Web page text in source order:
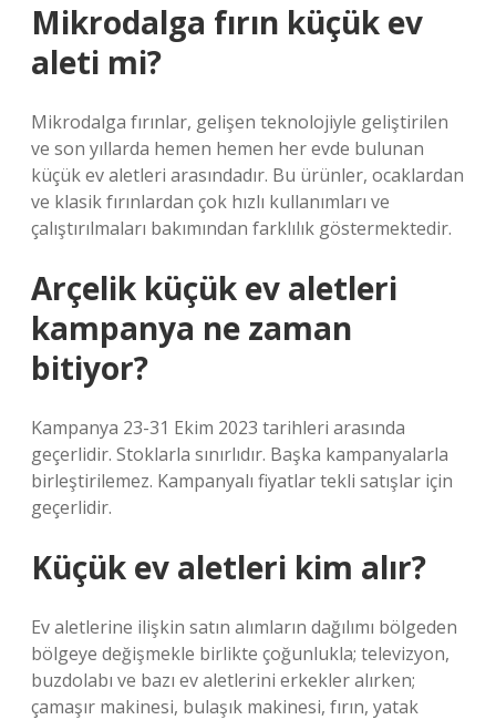
Mikrodalga fırın küçük ev
aleti mi?
Mikrodalga fırınlar, gelişen teknolojiyle geliştirilen
ve son yıllarda hemen hemen her evde bulunan
küçük ev aletleri arasındadır. Bu ürünler, ocaklardan
ve klasik fırınlardan çok hızlı kullanımları ve
çalıştırılmaları bakımından farklılık göstermektedir.
Arçelik küçük ev aletleri
kampanya ne zaman
bitiyor?
Kampanya 23-31 Ekim 2023 tarihleri ​​arasında
geçerlidir. Stoklarla sınırlıdır. Başka kampanyalarla
birleştirilemez. Kampanyalı fiyatlar tekli satışlar için
geçerlidir.
Küçük ev aletleri kim alır?
Ev aletlerine ilişkin satın alımların dağılımı bölgeden
bölgeye değişmekle birlikte çoğunlukla; televizyon,
buzdolabı ve bazı ev aletlerini erkekler alırken;
çamaşır makinesi, bulaşık makinesi, fırın, yatak